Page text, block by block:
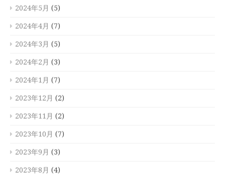
2024年5月 (5)
2024年4月 (7)
2024年3月 (5)
2024年2月 (3)
2024年1月 (7)
2023年12月 (2)
2023年11月 (2)
2023年10月 (7)
2023年9月 (3)
2023年8月 (4)